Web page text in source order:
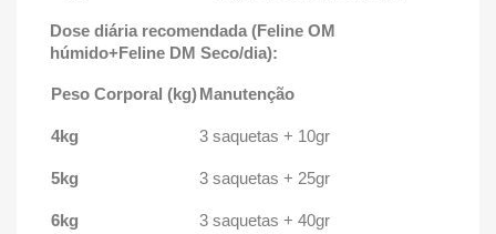
Dose diária recomendada (Feline OM
húmido+Feline DM Seco/dia):
Peso Corporal (kg)Manutenção
4kg 3 saquetas + 10gr
5kg 3 saquetas + 25gr
6kg 3 saquetas + 40gr